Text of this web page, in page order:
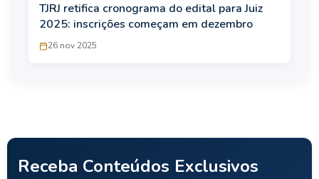
TJRJ retifica cronograma do edital para Juiz
2025: inscrições começam em dezembro
26 nov 2025
Receba Conteúdos Exclusivos